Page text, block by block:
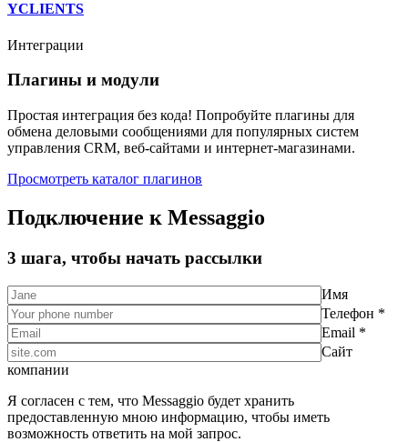
YCLIENTS
Интеграции
Плагины и модули
Простая интеграция без кода! Попробуйте плагины для
обмена деловыми сообщениями для популярных систем
управления CRM, веб-сайтами и интернет-магазинами.
Просмотреть каталог плагинов
Подключение к Messaggio
3 шага, чтобы начать рассылки
Имя
Телефон *
Email *
Сайт
компании
Я согласен с тем, что Messaggio будет хранить
предоставленную мною информацию, чтобы иметь
возможность ответить на мой запрос.